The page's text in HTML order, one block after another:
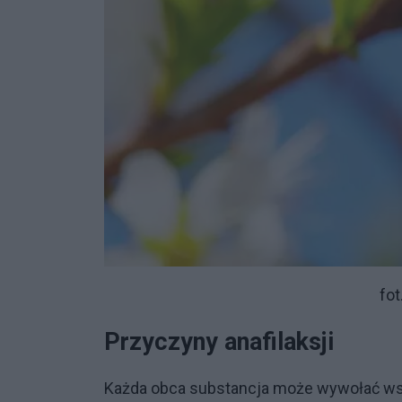
Przyczyny anafilaksji
Każda obca substancja może wywołać